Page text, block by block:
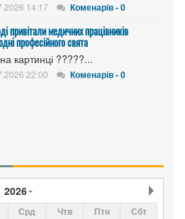
14:17 Коменарів - 0
привітали медичних працівників
професійного свята
картинці ?????...
22:00 Коменарів - 0
2026
Срд Чтв Птн Сбт